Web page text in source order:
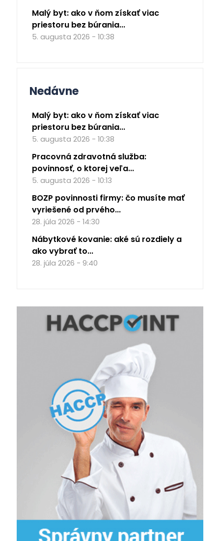
Malý byt: ako v ňom získať viac
priestoru bez búrania...
5. augusta 2026 - 10:38
Nedávne
Malý byt: ako v ňom získať viac
priestoru bez búrania...
5. augusta 2026 - 10:38
Pracovná zdravotná služba:
povinnosť, o ktorej veľa...
5. augusta 2026 - 10:13
BOZP povinnosti firmy: čo musíte mať
vyriešené od prvého...
28. júla 2026 - 14:30
Nábytkové kovanie: aké sú rozdiely a
ako vybrať to...
28. júla 2026 - 9:40